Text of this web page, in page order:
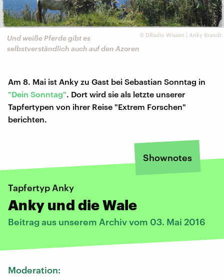
© DRadio Wissen | Anky Brandt
Und weiße Pferde gibt es
selbstverständlich auch auf den Azoren
Am 8. Mai ist Anky zu Gast bei Sebastian Sonntag in
"Dein Sonntag". Dort wird sie als letzte unserer
Tapfertypen von ihrer Reise "Extrem Forschen"
berichten.
Shownotes
Tapfertyp Anky
Anky und die Wale
Beitrag aus unserem Archiv vom 03. Mai 2016
Moderation: